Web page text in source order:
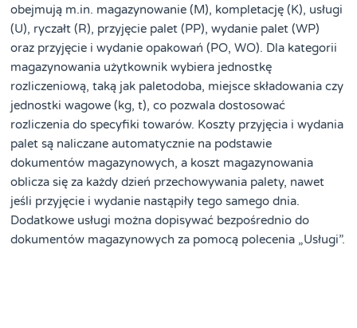
obejmują m.in. magazynowanie (M), kompletację (K), usługi
(U), ryczałt (R), przyjęcie palet (PP), wydanie palet (WP)
oraz przyjęcie i wydanie opakowań (PO, WO). Dla kategorii
magazynowania użytkownik wybiera jednostkę
rozliczeniową, taką jak paletodoba, miejsce składowania czy
jednostki wagowe (kg, t), co pozwala dostosować
rozliczenia do specyfiki towarów. Koszty przyjęcia i wydania
palet są naliczane automatycznie na podstawie
dokumentów magazynowych, a koszt magazynowania
oblicza się za każdy dzień przechowywania palety, nawet
jeśli przyjęcie i wydanie nastąpiły tego samego dnia.
Dodatkowe usługi można dopisywać bezpośrednio do
dokumentów magazynowych za pomocą polecenia „Usługi”.